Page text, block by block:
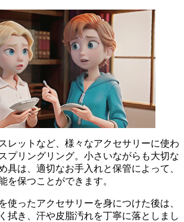
レットなど、様々なアクセサリーに使わ
プリングリング。小さいながらも大切な
具は、 適切なお手入れと保管によって、
を保つことができます。
使ったアクセサリーを身につけた後は、
拭き、汗や皮脂汚れを丁寧に落としまし